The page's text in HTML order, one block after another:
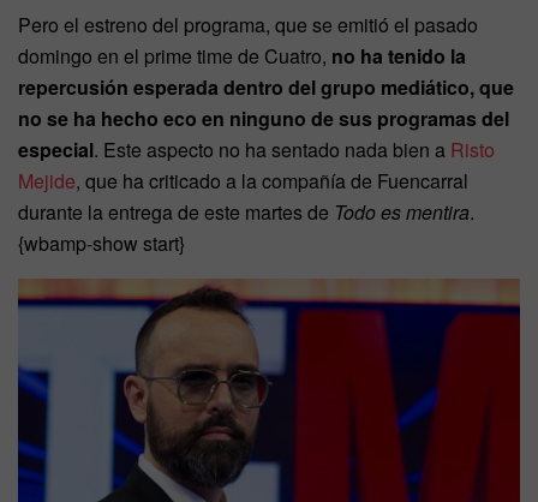
Pero el estreno del programa, que se emitió el pasado
domingo en el prime time de Cuatro, no ha tenido la
repercusión esperada dentro del grupo mediático, que
no se ha hecho eco en ninguno de sus programas del
especial. Este aspecto no ha sentado nada bien a Risto
Mejide, que ha criticado a la compañía de Fuencarral
durante la entrega de este martes de Todo es mentira.
{wbamp-show start}